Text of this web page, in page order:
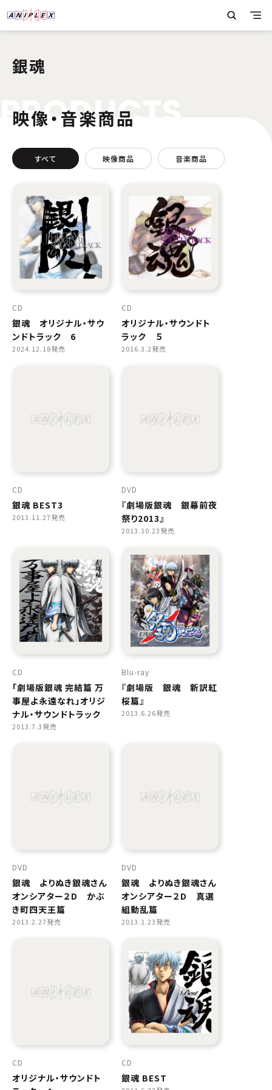
銀魂
PRODUC
映像・音楽商品
すべて 映像商品 音楽商品
CD
銀魂 オリジナル・サウ
ンドトラック 6
2024.12.18発売
CD
オリジナル・サウンドト
ラック ５
2016.3.2発売
CD
銀魂 BEST3
2013.11.27発売
DVD
『劇場版銀魂 銀幕前夜
祭り2013』
2013.10.23発売
CD
「劇場版銀魂 完結篇 万
事屋よ永遠なれ」オリジ
ナル・サウンドトラック
2013.7.3発売
Blu-ray
『劇場版 銀魂 新訳紅
桜篇』
2013.6.26発売
DVD
銀魂 よりぬき銀魂さん
オンシアター２D かぶ
き町四天王篇
2013.2.27発売
DVD
銀魂 よりぬき銀魂さん
オンシアター２D 真選
組動乱篇
2013.1.23発売
CD
オリジナル・サウンドト
CD
銀魂 BEST